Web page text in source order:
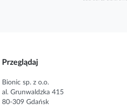
Przeglądaj
Bionic sp. z o.o.
al. Grunwaldzka 415
80-309 Gdańsk